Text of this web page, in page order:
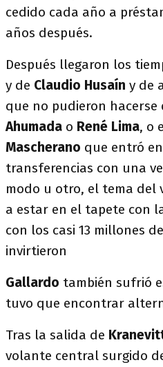
cedido cada año a
años después.
Después llegaron los
y de Claudio Husaín y de
que no pudieron hacerse
Ahumada o René Lima, o
Mascherano que entró
transferencias con una
modo u otro, el tema del
a estar en el tapete con
con los casi 13 millones
invirtieron
Gallardo también sufrió
tuvo que encontrar
Tras la salida de
volante central surgido